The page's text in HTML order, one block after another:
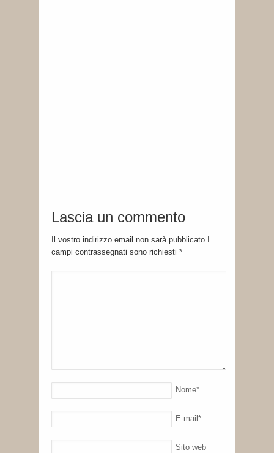
Lascia un commento
Il vostro indirizzo email non sarà pubblicato I
campi contrassegnati sono richiesti *
Nome*
E-mail *
Sito web